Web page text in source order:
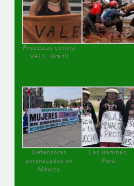
Protestas contra
VALE, Brasil
Defensoras
amenazadas en
México
Las Bambas,
Perú